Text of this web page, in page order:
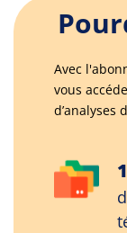
Avec
vous
d’analyses